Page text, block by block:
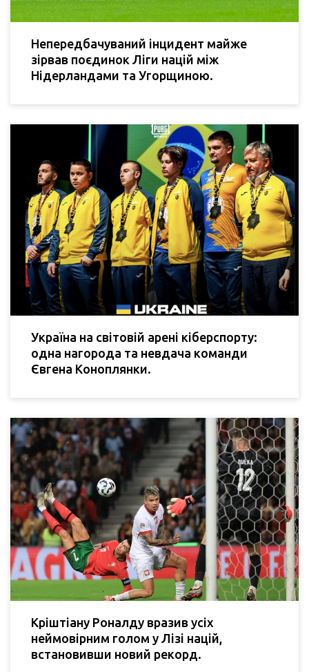
Непередбачуваний інцидент майже
зірвав поєдинок Ліги націй між
Нідерландами та Угорщиною.
Україна на світовій арені кіберспорту:
одна нагорода та невдача команди
Євгена Коноплянки.
Кріштіану Роналду вразив усіх
неймовірним голом у Лізі націй,
встановивши новий рекорд.